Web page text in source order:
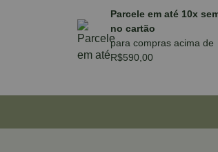
Parcele em até 10x
no cartão
para compras acima de
R$590,00